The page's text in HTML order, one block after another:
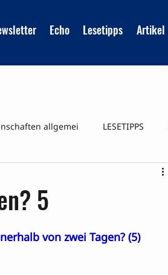
Echo Lesetipps Artikel
allgemei LESETIPPS
5
von zwei Tagen? (5)